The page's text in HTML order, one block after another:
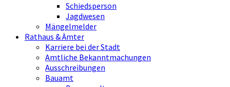
Schiedsperson
Jagdwesen
Mängelmelder
Rathaus & Ämter
Karriere bei der Stadt
Amtliche Bekanntmachungen
Ausschreibungen
Bauamt